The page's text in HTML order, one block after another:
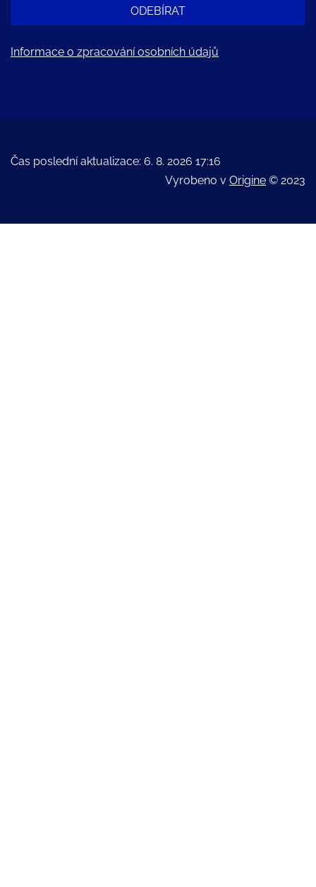
ODEBÍRAT
Informace o zpracování osobních údajů
Čas poslední aktualizace: 6. 8. 2026 17:16
Vyrobeno v Origine © 2023